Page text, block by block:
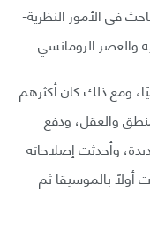
في الأمور النظرية-
والعصر الرومانسي.
ومع ذلك كان أكثرهم
والعقل، ودفع
وأحدثت إصلاحاته
أولاً بالموسيقا ثم